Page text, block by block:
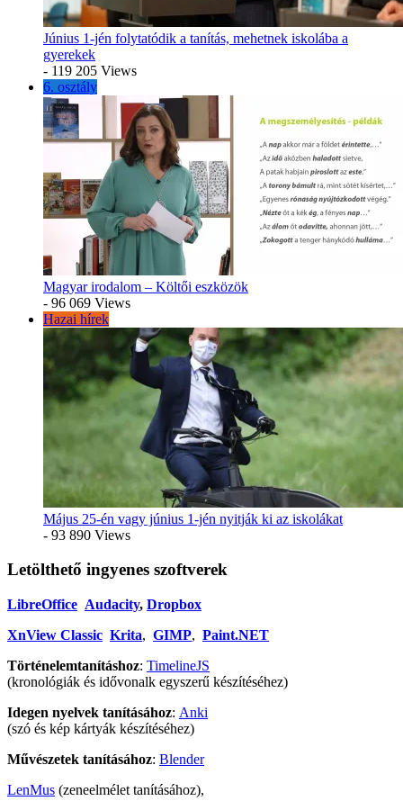
Június 1-jén folytatódik a tanítás, mehetnek iskolába a
gyerekek
- 119 205 Views
6. osztály
Magyar irodalom – Költői eszközök
- 96 069 Views
Hazai hírek
Május 25-én vagy június 1-jén nyitják ki az iskolákat
- 93 890 Views
Letölthető ingyenes szoftverek
LibreOffice Audacity, Dropbox
XnView Classic Krita, GIMP, Paint.NET
Történelemtanításhoz: TimelineJS
(kronológiák és idővonalk egyszerű készítéséhez)
Idegen nyelvek tanításához: Anki
(szó és kép kártyák készítéséhez)
Művészetek tanításához: Blender
LenMus (zeneelmélet tanításához),